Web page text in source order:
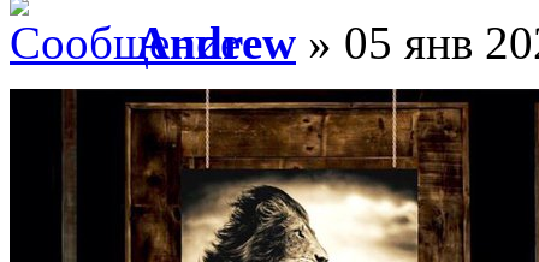
Andrew » 05 янв